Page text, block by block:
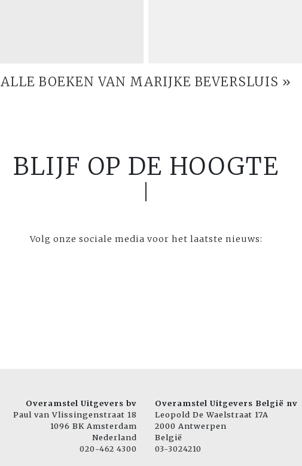
ALLE BOEKEN VAN MARIJKE BEVERSLUIS »
BLIJF OP DE HOOGTE
Volg onze sociale media voor het laatste nieuws:
Overamstel Uitgevers bv
Paul van Vlissingenstraat 18
1096 BK Amsterdam
Nederland
020-462 4300
Overamstel Uitgevers België nv
Leopold De Waelstraat 17A
2000 Antwerpen
België
03-3024210